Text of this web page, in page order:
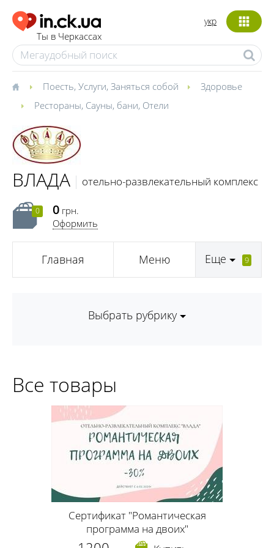
Ты в Черкассах
укр
Поесть, Услуги, Заняться собой
Здоровье
Рестораны, Сауны, бани, Отели
ВЛАДА отельно-развлекательный комплекс
0 0 грн.
Оформить
Главная Меню Еще 9
Выбрать рубрику
Все товары
Сертификат "Романтическая
программа на двоих"